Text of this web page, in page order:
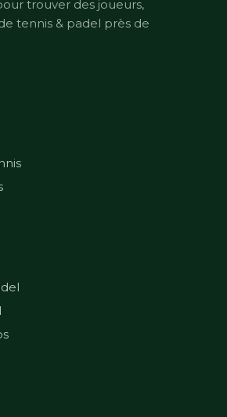
trouver des joueurs,
tennis & padel près de